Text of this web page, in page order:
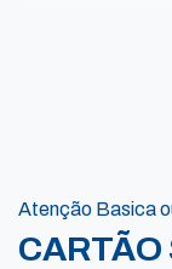
Atenção Basica
CARTÃO